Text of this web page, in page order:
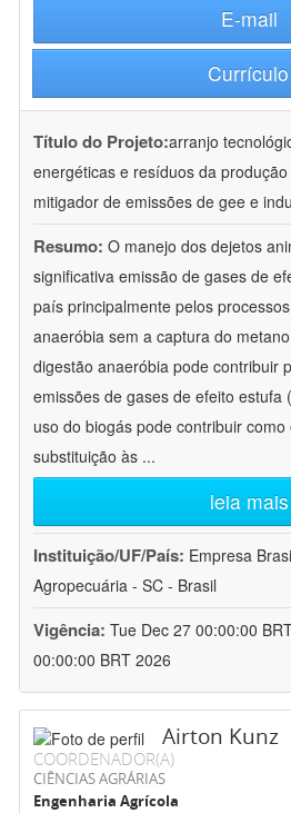
E-mail
Currículo
Título do Projeto:arranjo
energéticas e resíduos da
mitigador de emissões de gee e
Resumo: O manejo dos dejetos
significativa emissão de gases de
país principalmente pelos
anaeróbia sem a captura do
digestão anaeróbia pode contribuir
emissões de gases de efeito estufa
uso do biogás pode contribuir
substituição às ...
leia mais
Instituição/UF/País: Empresa
Agropecuária - SC - Brasil
Vigência: Tue Dec 27 00:00:00
00:00:00 BRT 2026
Airton Kunz
COORDENADOR(A)
CIÊNCIAS AGRÁRIAS
Engenharia Agrícola